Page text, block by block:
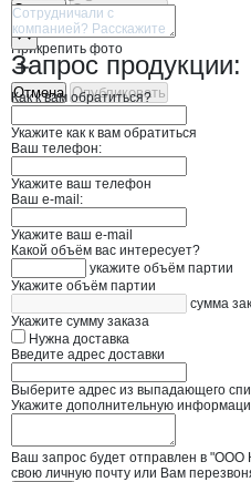
Прикрепить фото
Отмена Опубликовать
Отмена Опубликовать
Запрос продукции:
Как к вам обратиться?
Укажите как к вам обратиться
Ваш телефон:
Укажите ваш телефон
Ваш e-mail:
Укажите ваш e-mail
Какой объём вас интересует?
укажите объём партии
Укажите объём партии
сумма
Укажите сумму заказа
Нужна доставка
Введите адрес доставки
Выберите адрес из выпадающего
Укажите дополнительную
Ваш запрос будет отправлен в "ООО
свою личную почту или Вам